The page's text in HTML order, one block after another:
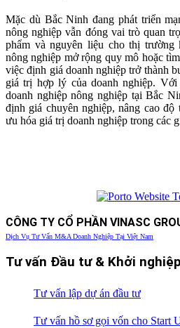
Mặc dù Bắc Ninh đang phát triển
nông nghiệp vẫn đóng vai trò quan
phẩm và nguyên liệu cho thị
nông nghiệp mở rộng quy mô hoặc
việc định giá doanh nghiệp trở thành
giá trị hợp lý của doanh nghiệp.
doanh nghiệp nông nghiệp tại Bắc
định giá chuyên nghiệp, nâng cao
ưu hóa giá trị doanh nghiệp trong các
CÔNG TY CỔ PHẦN VINASC
Dịch Vụ Tư Vấn M&A Doanh Nghiệp Tại Việt Nam
Tư vấn Đầu tư & Khởi nghiệp
Tư vấn lập dự án đầu tư
Tư vấn hồ sơ gọi vốn cho Start